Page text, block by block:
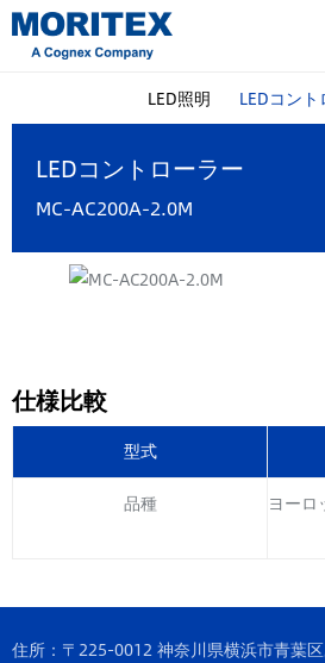
LED照明 LEDコン
LEDコントローラー
MC-AC200A-2.0M
仕様比較
型式
品種
ヨーロ
住所：〒225-0012 神奈川県横浜市青葉